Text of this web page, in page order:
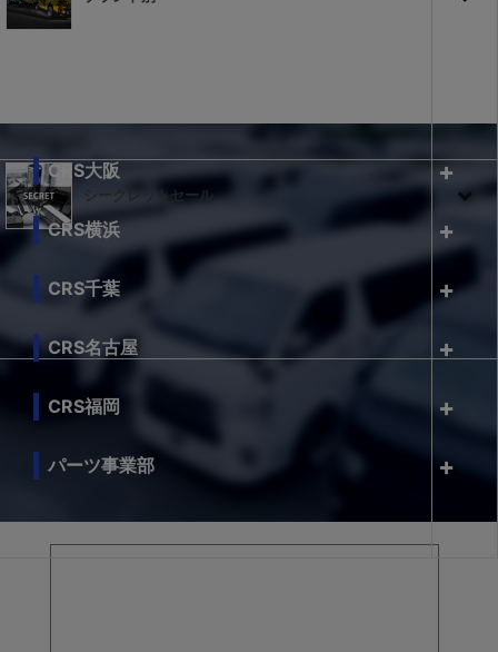
シークレットセール
CRS大阪
CRS横浜
CRS千葉
CRS名古屋
CRS福岡
パーツ事業部